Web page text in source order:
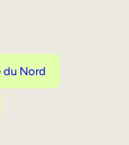
du Nord